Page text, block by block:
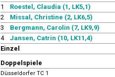
1 Roestel, Claudia (1, LK5,1)
2
Missal, Christine (2, LK6,5)
3
Bergmann, Carolin (7, LK9,9)
4
Jansen, Catrin (10, LK11,4)
Einzel
Doppelspiele
Düsseldorfer TC 1